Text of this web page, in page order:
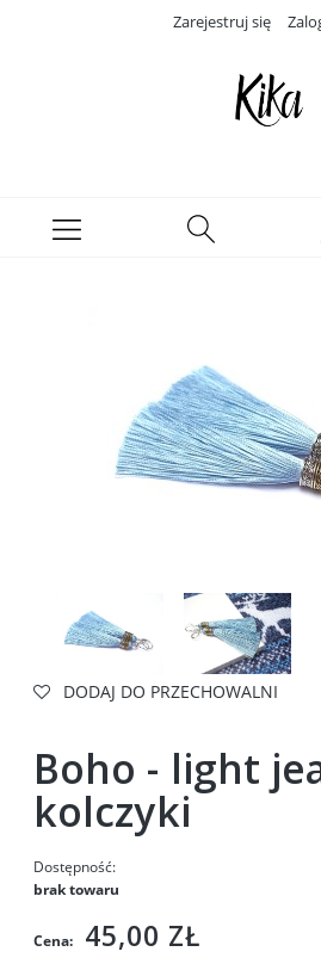
Zarejestruj się
DODAJ DO PRZECHOWALNI
Boho - light
kolczyki
Dostępność:
brak towaru
Cena: 45,00 ZŁ